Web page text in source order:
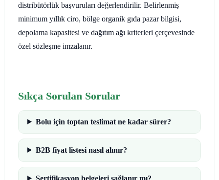
distribütörlük başvuruları değerlendirilir. Belirlenmiş
minimum yıllık ciro, bölge organik gıda pazar bilgisi,
depolama kapasitesi ve dağıtım ağı kriterleri çerçevesinde
özel sözleşme imzalanır.
Sıkça Sorulan Sorular
Bolu için toptan teslimat ne kadar sürer?
B2B fiyat listesi nasıl alınır?
Sertifikasyon belgeleri sağlanır mı?